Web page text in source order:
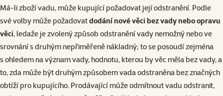
Má-li zboží vadu, může kupující požadovat její odstranění. Podle
své volby může požadovatdodání nové věci bez vady nebo opravu
věci, ledaže je zvolený způsob odstranění vady nemožný nebo ve
srovnání s druhým nepřiměřeně nákladný; to se posoudí zejména
s ohledem na význam vady, hodnotu, kterou by věc měla bez vady, a
to, zda může být druhým způsobem vada odstraněna bez značných
obtíží pro kupujícího. Prodávající může odmítnout vadu odstranit,